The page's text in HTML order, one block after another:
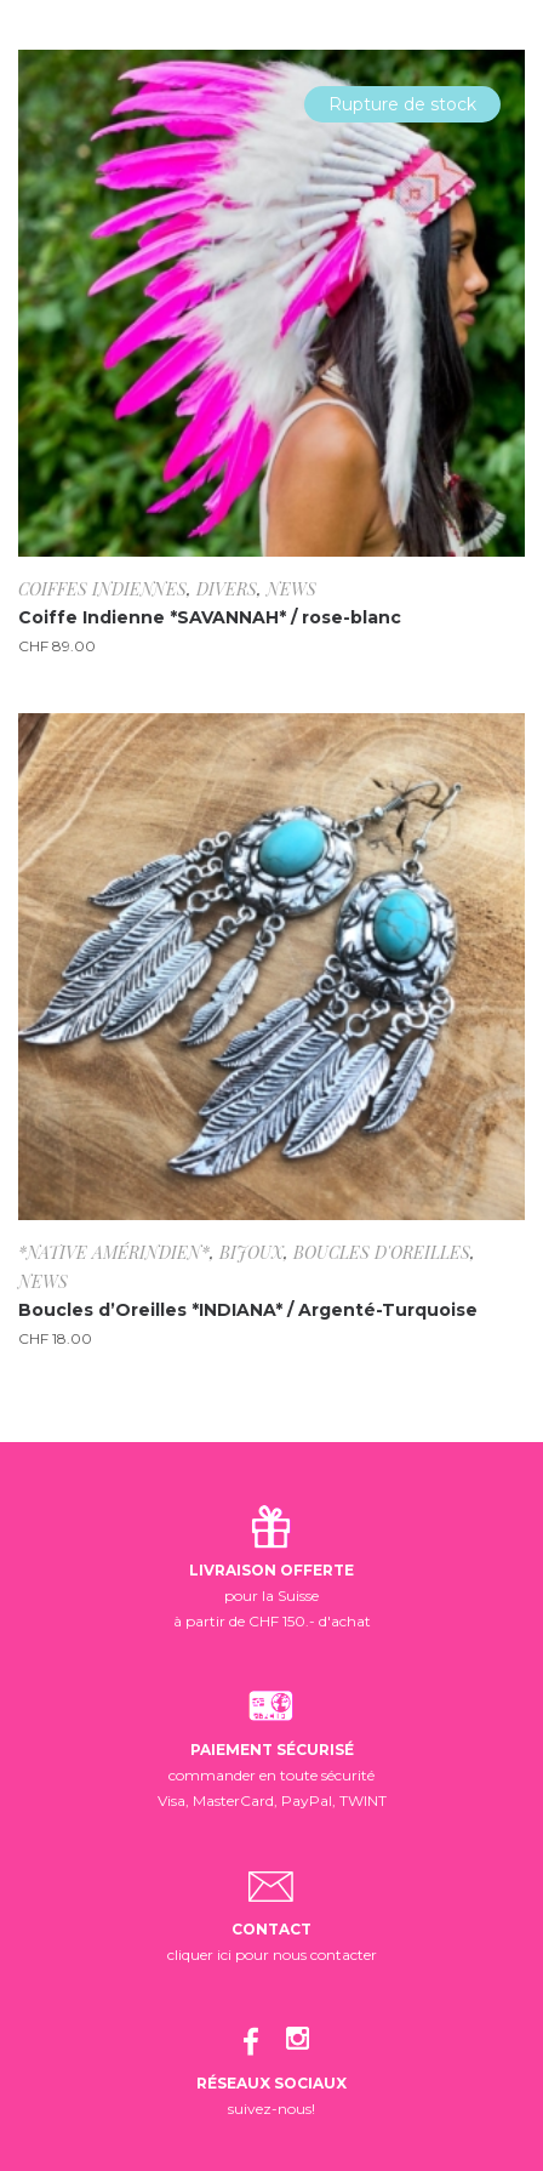
Rupture de stock
COIFFES INDIENNES, DIVERS,NEWS
Coiffe Indienne *SAVANNAH* / rose-blanc
CHF 89.00
*NATIVE AMÉRINDIEN*, BIJOUX, BOUCLES D'OREILLES,
NEWS
Boucles d’Oreilles *INDIANA* / Argenté-Turquoise
CHF 18.00
LIVRAISON OFFERTE
pour la Suisse
à partir de CHF 150.- d'achat
PAIEMENT SÉCURISÉ
commander en toute sécurité
Visa, MasterCard, PayPal, TWINT
CONTACT
cliquer ici pour nous contacter
RÉSEAUX SOCIAUX
suivez-nous!